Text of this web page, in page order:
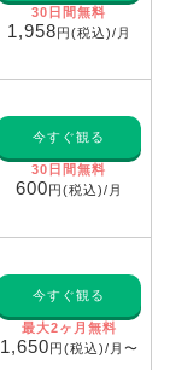
30日間無料
1,958円(税込)/月
今すぐ観る
30日間無料
600円(税込)/月
今すぐ観る
最大2ヶ月無料
1,650円(税込)/月〜